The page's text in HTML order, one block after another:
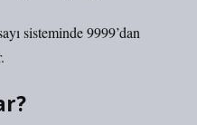
sisteminde 9999’dan